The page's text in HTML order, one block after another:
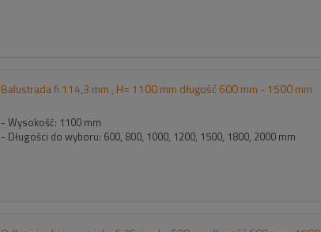
Balustrada fi 114,3 mm , H= 1100 mm długość 600 mm - 1500 mm
- Wysokość: 1100 mm
- Długości do wyboru: 600, 800, 1000, 1200, 1500, 1800, 2000 mm